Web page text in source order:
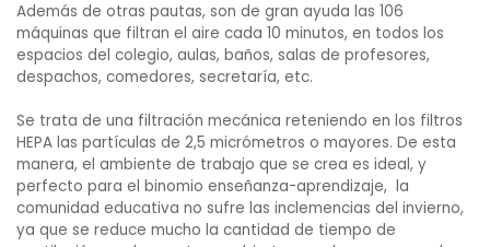
Además de otras pautas, son de gran ayuda las 106
máquinas que filtran el aire cada 10 minutos, en todos los
espacios del colegio, aulas, baños, salas de profesores,
despachos, comedores, secretaría, etc.
Se trata de una filtración mecánica reteniendo en los filtros
HEPA las partículas de 2,5 micrómetros o mayores. De esta
manera, el ambiente de trabajo que se crea es ideal, y
perfecto para el binomio enseñanza-aprendizaje, la
comunidad educativa no sufre las inclemencias del invierno,
ya que se reduce mucho la cantidad de tiempo de